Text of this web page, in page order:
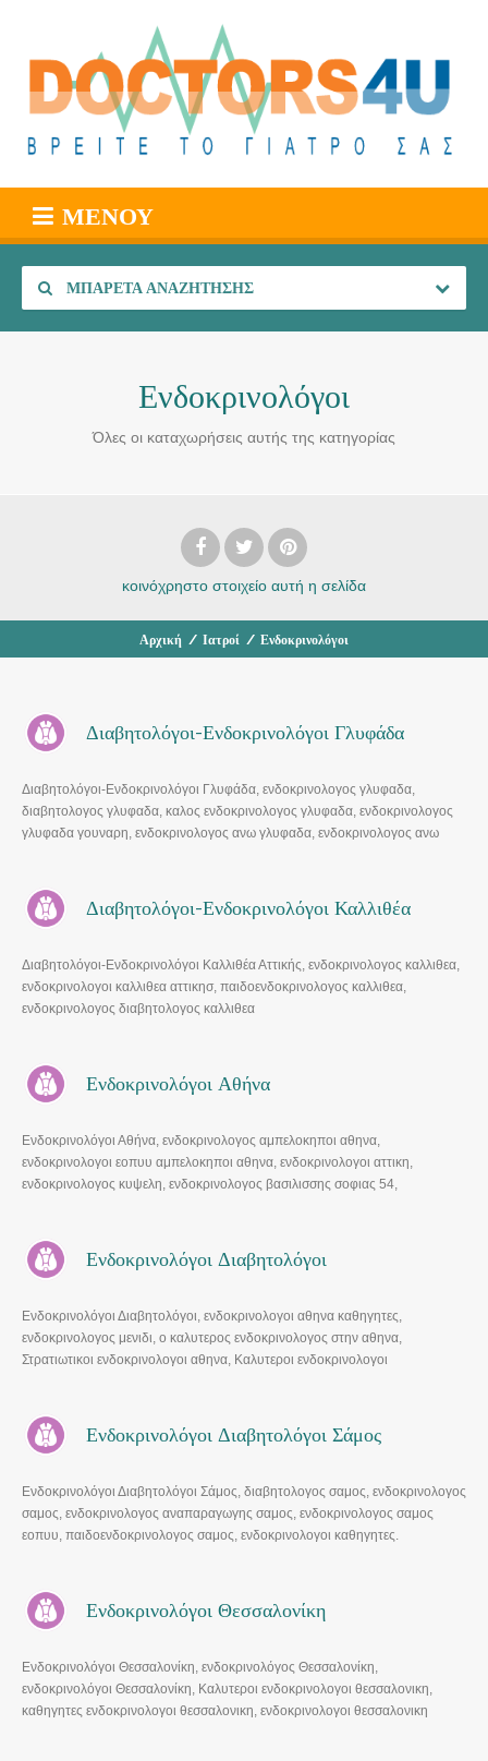
ΜΕΝΟΎ
ΜΠΑΡΈΤΑ ΑΝΑΖΉΤΗΣΗΣ
Ενδοκρινολόγοι
Όλες οι καταχωρήσεις αυτής της κατηγορίας
κοινόχρηστο στοιχείο αυτή η σελίδα
Αρχική / Ιατροί / Ενδοκρινολόγοι
Διαβητολόγοι-Ενδοκρινολόγοι Γλυφάδα
Διαβητολόγοι-Ενδοκρινολόγοι Γλυφάδα, ενδοκρινολογος γλυφαδα,
διαβητολογος γλυφαδα, καλος ενδοκρινολογος γλυφαδα, ενδοκρινολογος
γλυφαδα γουναρη, ενδοκρινολογος ανω γλυφαδα, ενδοκρινολογος ανω
Διαβητολόγοι-Ενδοκρινολόγοι Καλλιθέα
Διαβητολόγοι-Ενδοκρινολόγοι Καλλιθέα Αττικής, ενδοκρινολογος καλλιθεα,
ενδοκρινολογοι καλλιθεα αττικησ, παιδοενδοκρινολογος καλλιθεα,
ενδοκρινολογος διαβητολογος καλλιθεα
Ενδοκρινολόγοι Αθήνα
Ενδοκρινολόγοι Αθήνα, ενδοκρινολογος αμπελοκηποι αθηνα,
ενδοκρινολογοι εοπυυ αμπελοκηποι αθηνα, ενδοκρινολογοι αττικη,
ενδοκρινολογος κυψελη, ενδοκρινολογος βασιλισσης σοφιας 54,
Ενδοκρινολόγοι Διαβητολόγοι
Ενδοκρινολόγοι Διαβητολόγοι, ενδοκρινολογοι αθηνα καθηγητες,
ενδοκρινολογος μενιδι, ο καλυτερος ενδοκρινολογος στην αθηνα,
Στρατιωτικοι ενδοκρινολογοι αθηνα, Καλυτεροι ενδοκρινολογοι
Ενδοκρινολόγοι Διαβητολόγοι Σάμος
Ενδοκρινολόγοι Διαβητολόγοι Σάμος, διαβητολογος σαμος, ενδοκρινολογος
σαμος, ενδοκρινολογος αναπαραγωγης σαμος, ενδοκρινολογος σαμος
εοπυυ, παιδοενδοκρινολογος σαμος, ενδοκρινολογοι καθηγητες.
Ενδοκρινολόγοι Θεσσαλονίκη
Ενδοκρινολόγοι Θεσσαλονίκη, ενδοκρινολόγος Θεσσαλονίκη,
ενδοκρινολόγοι Θεσσαλονίκη, Καλυτεροι ενδοκρινολογοι θεσσαλονικη,
καθηγητες ενδοκρινολογοι θεσσαλονικη, ενδοκρινολογοι θεσσαλονικη